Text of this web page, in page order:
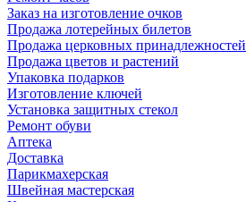
Заказ на изготовление очков
Продажа лотерейных билетов
Продажа церковных принадлежностей
Продажа цветов и растений
Упаковка подарков
Изготовление ключей
Установка защитных стекол
Ремонт обуви
Аптека
Доставка
Парикмахерская
Швейная мастерская